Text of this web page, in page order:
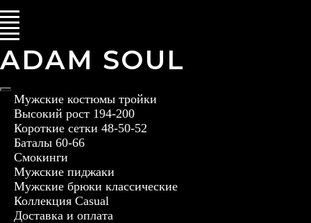
ADAM SOUL
Мужские костюмы тройки
Высокий рост 194-200
Короткие сетки 48-50-52
Баталы 60-66
Смокинги
Мужские пиджаки
Мужские брюки классические
Коллекция Casual
Доставка и оплата